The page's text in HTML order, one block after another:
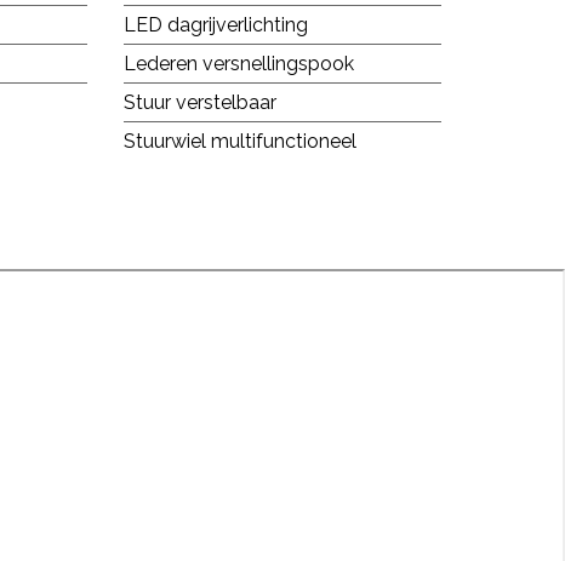
LED dagrijverlichting
Lederen versnellingspook
Stuur verstelbaar
Stuurwiel multifunctioneel